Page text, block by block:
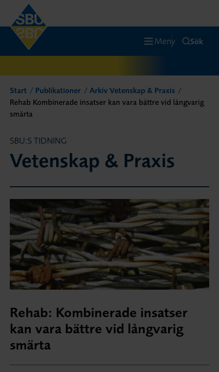
Meny Sök
Start Publikationer
Arkiv Vetenskap & Praxis
Rehab Kombinerade insatser kan vara bättre vid långvarig
smärta
SBU:S TIDNING
Vetenskap & Praxis
Rehab: Kombinerade insatser
kan vara bättre vid långvarig
smärta